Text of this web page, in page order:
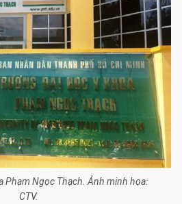
Phạm Ngọc Thạch. Ảnh minh họa:
CTV.